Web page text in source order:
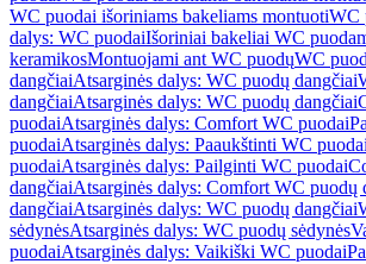
WC puodai išoriniams bakeliams montuotiWC
dalys: WC puodaiIšoriniai bakeliai WC
keramikosMontuojami ant WC puodųWC
dangčiaiAtsarginės dalys: WC puodų dangčiai
dangčiaiAtsarginės dalys: WC puodų dangčiai
puodaiAtsarginės dalys: Comfort WC puodai
puodaiAtsarginės dalys: Paaukštinti WC puodai
puodaiAtsarginės dalys: Pailginti WC puodai
dangčiaiAtsarginės dalys: Comfort WC puodų
dangčiaiAtsarginės dalys: WC puodų dangčiai
sėdynėsAtsarginės dalys: WC puodų sėdynės
puodaiAtsarginės dalys: Vaikiški WC puodai